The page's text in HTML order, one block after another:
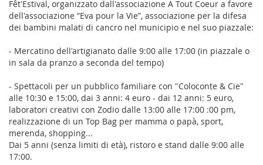
Fêt'Estival, organizzato dall'associazione A Tout Coeur a favore
dell'associazione “Eva pour la Vie”, associazione per la difesa
dei bambini malati di cancro nel municipio e nel suo piazzale:
- Mercatino dell'artigianato dalle 9:00 alle 17:00 (in piazzale o
in sala da pranzo a seconda del tempo)
- Spettacoli per un pubblico familiare con "Coloconte & Cie"
alle 10:30 e 15:00, dai 3 anni: 4 euro - dai 12 anni: 5 euro,
laboratori creativi con Zodio dalle 13:00 alle 17:00 :00 pm,
realizzazione di un Top Bag per mamma o papà, sport,
merenda, shopping...
Dai 5 anni (senza limiti di età), ristoro e stand dalle 9:00 alle
17:00.